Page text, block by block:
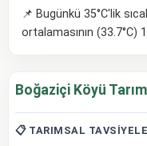
📌 Bugünkü 35°C'lik
ortalamasının (33.7°C)
Boğaziçi Köyü
📋 TARIMSAL